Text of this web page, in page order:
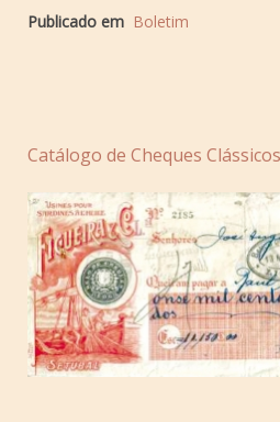
Publicado em Boletim
Catálogo de Cheques